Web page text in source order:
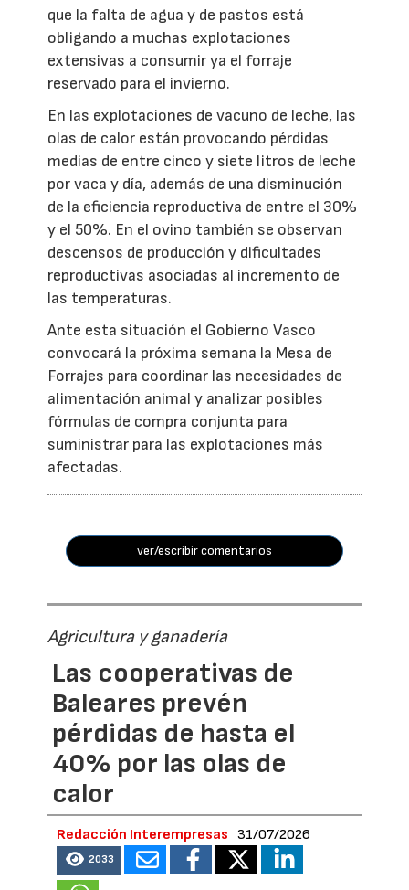
que la falta de agua y de pastos está
obligando a muchas explotaciones
extensivas a consumir ya el forraje
reservado para el invierno.
En las explotaciones de vacuno de leche, las
olas de calor están provocando pérdidas
medias de entre cinco y siete litros de leche
por vaca y día, además de una disminución
de la eficiencia reproductiva de entre el 30%
y el 50%. En el ovino también se observan
descensos de producción y dificultades
reproductivas asociadas al incremento de
las temperaturas.
Ante esta situación el Gobierno Vasco
convocará la próxima semana la Mesa de
Forrajes para coordinar las necesidades de
alimentación animal y analizar posibles
fórmulas de compra conjunta para
suministrar para las explotaciones más
afectadas.
ver/escribir comentarios
Agricultura y ganadería
Las cooperativas de
Baleares prevén
pérdidas de hasta el
40% por las olas de
calor
Redacción Interempresas 31/07/2026
2033